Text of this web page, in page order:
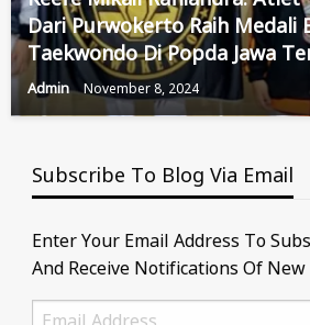
Dari Purwokerto Raih Medali
Taekwondo Di Popda Jawa
Admin November 8, 2024
Subscribe To Blog Via Email
Enter Your Email Address To
And Receive Notifications Of New
Email